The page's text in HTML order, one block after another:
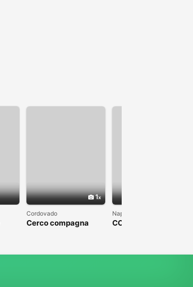
1
Cordovado
Cerco compagna
Napoli
COLPO DI FULMINE